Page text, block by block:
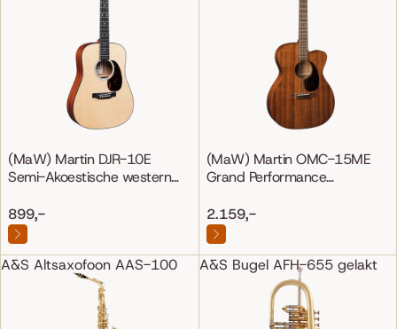
(MaW) Martin DJR-10E
Semi-Akoestische western
899,-
(MaW) Martin OMC-15ME
Grand Performance
2.159,-
A&S Altsaxofoon AAS-100 A&S Bugel AFH-655 gelakt